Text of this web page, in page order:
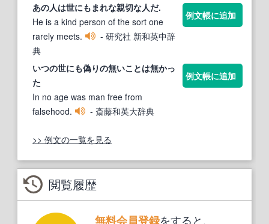
あの人は世にも まれな親切な人だ.
He is a kind person of the sort one
rarely meets.
- 研究社 新和英中辞
典
例文帳に追加
いつの世にも偽りの無いことは無かっ
た
In no age was man free from
falsehood.
- 斎藤和英大辞典
例文帳に追加
>> 例文の一覧を見る
閲覧履歴
無料会員登録をすると、